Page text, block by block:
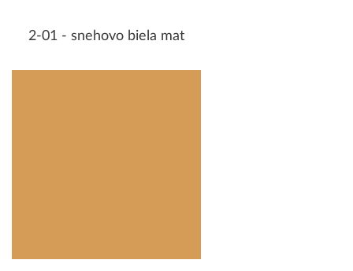
2-01 - snehovo biela mat